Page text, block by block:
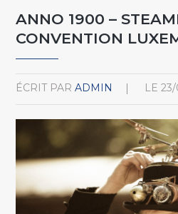
ANNO 1900 –
CONVENTION
ÉCRIT PAR ADMIN LE